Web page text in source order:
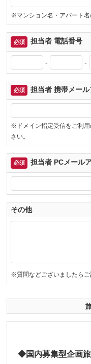
※マンション名・アパート名
必須 担当者 電話番号
- -
必須 担当者 携帯メール
※ドメイン指定受信をご利
さい。
必須 担当者 PCメール
その他
※質問などございましたらご
◆国内募集型企画